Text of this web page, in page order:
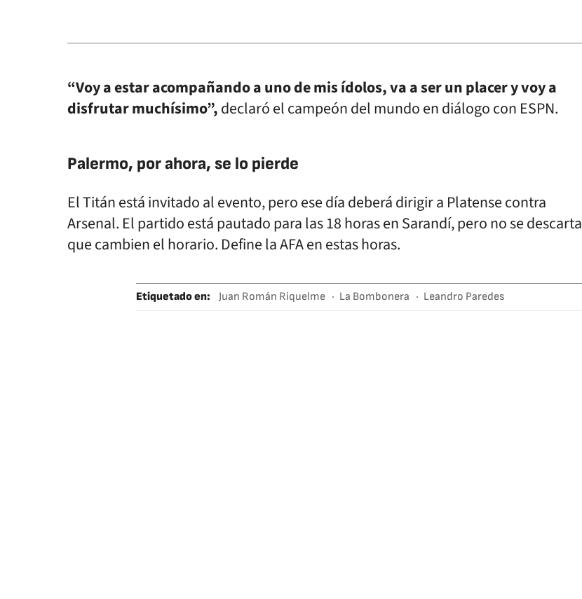
“Voy a estar acompañando a uno de mis ídolos, va a ser un placer y voy a
disfrutar muchísimo”,declaró el campeón del mundo en diálogo con ESPN.
Palermo, por ahora, se lo pierde
El Titán está invitado al evento, pero ese día deberá dirigir a Platense contra
Arsenal. El partido está pautado para las 18 horas en Sarandí, pero no se descarta
que cambien el horario. Define la AFA en estas horas.
Etiquetado en: Juan Román Riquelme La Bombonera Leandro Paredes